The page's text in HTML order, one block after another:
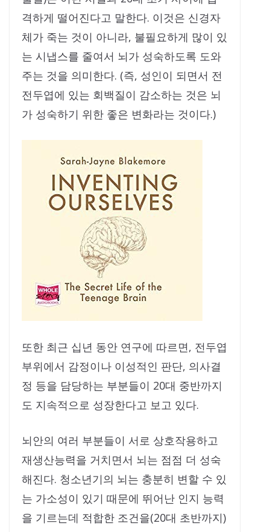
격하게 떨어진다고 말한다. 이것은 신경자
체가 죽는 것이 아니라, 불필요하게 많이 있
는 시냅스를 줄여서 뇌가 성숙하도록 도와
주는 것을 의미한다. (즉, 성인이 되면서 전
전두엽에 있는 회백질이 감소하는 것은 뇌
가 성숙하기 위한 좋은 변화라는 것이다.)
또한 최근 십년 동안 연구에 따르면, 전두엽
부위에서 감정이나 이성적인 판단, 의사결
정 등을 담당하는 부분들이 20대 중반까지
도 지속적으로 성장한다고 보고 있다.
뇌안의 여러 부분들이 서로 상호작용하고
재생산능력을 거치면서 뇌는 점점 더 성숙
해진다. 청소년기의 뇌는 충분히 변할 수 있
는 가소성이 있기 때문에 뛰어난 인지 능력
을 기르는데 적합한 조건을(20대 초반까지)